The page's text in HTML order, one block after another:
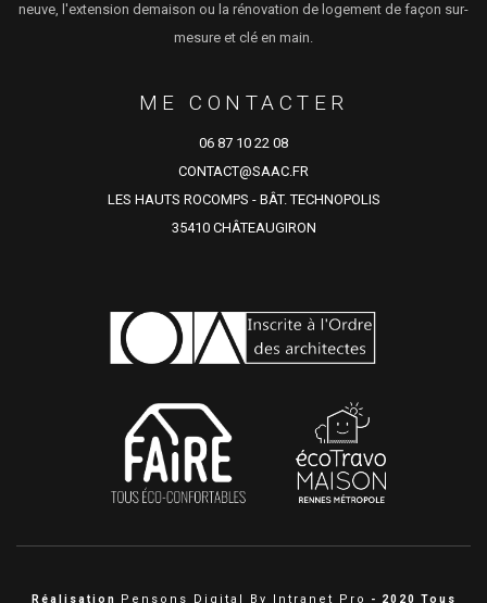
neuve, l'extension demaison ou la rénovation de logement de façon sur-
mesure et clé en main.
ME CONTACTER
06 87 10 22 08
CONTACT@SAAC.FR
LES HAUTS ROCOMPS - BÂT. TECHNOPOLIS
35410 CHÂTEAUGIRON
Réalisation Pensons Digital By Intranet Pro - 2020 Tous